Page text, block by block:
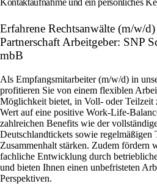
Kontaktaufnahme und ein persönliches
Erfahrene Rechtsanwälte (m/w/
Partnerschaft Arbeitgeber: SNP
mbB
Als Empfangsmitarbeiter (m/w/d) in
profitieren Sie von einem flexiblen
Möglichkeit bietet, in Voll- oder Teilzeit
Wert auf eine positive Work-Life-
zahlreichen Benefits wie der
Deutschlandtickets sowie regelmäßigen
Zusammenhalt stärken. Zudem fördern
fachliche Entwicklung durch
und bieten Ihnen einen unbefristeten
Perspektiven.